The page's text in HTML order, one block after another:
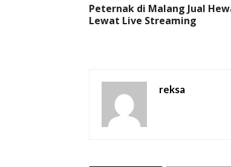
Peternak di Malang Jual
Lewat Live Streaming
reksa